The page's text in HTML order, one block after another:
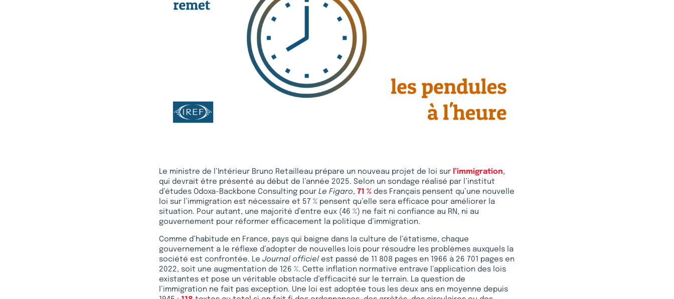
Le ministre de l’Intérieur Bruno Retailleau prépare un nouveau projet de loi sur l’immigration,
qui devrait être présenté au début de l’année 2025. Selon un sondage réalisé par l’institut
d’études Odoxa-Backbone Consulting pour Le Figaro, 71 % des Français pensent qu’une nouvelle
loi sur l’immigration est nécessaire et 57 % pensent qu’elle sera efficace pour améliorer la
situation. Pour autant, une majorité d’entre eux (46 %) ne fait ni confiance au RN, ni au
gouvernement pour réformer efficacement la politique d’immigration.
Comme d’habitude en France, pays qui baigne dans la culture de l’étatisme, chaque
gouvernement a le réflexe d’adopter de nouvelles lois pour résoudre les problèmes auxquels la
société est confrontée. Le Journal officiel est passé de 11 808 pages en 1966 à 26 701 pages en
2022, soit une augmentation de 126 %. Cette inflation normative entrave l’application des lois
existantes et pose un véritable obstacle d’efficacité sur le terrain. La question de
l’immigration ne fait pas exception. Une loi est adoptée tous les deux ans en moyenne depuis